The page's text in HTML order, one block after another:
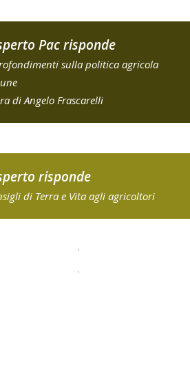
Pac risponde
sulla politica agricola
di Angelo Frascarelli
risponde
di Terra e Vita agli agricoltori